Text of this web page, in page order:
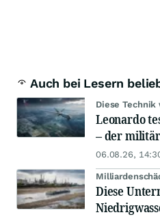
Auch bei Lesern
Diese
Leonardo
– der
06.08.26,
Diese